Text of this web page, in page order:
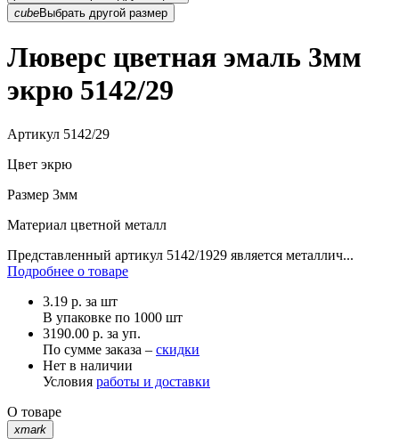
cubeВыбрать другой размер
Люверс цветная эмаль 3мм
экрю 5142/29
Артикул 5142/29
Цвет экрю
Размер 3мм
Материал цветной металл
Представленный артикул 5142/1929 является металлич...
Подробнее о товаре
3.19 р. за шт
В упаковке по 1000 шт
3190.00 р. за уп.
По сумме заказа – скидки
Нет в наличии
Условия работы и доставки
О товаре
xmark